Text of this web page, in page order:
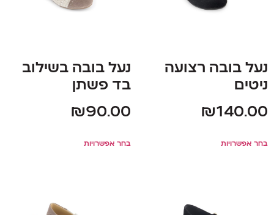
נעל בובה רצועה
ניטים
₪140.00
בחר אפשרויות
נעל בובה בשילוב
בד פשתן
₪90.00
בחר אפשרויות